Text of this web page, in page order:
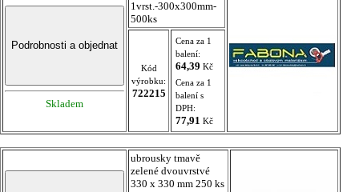
Skladem
1vrst.-300x300mm-
500ks
Kód
výrobku:
722215
Cena za 1
balení:
64,39 Kč
Cena za 1
balení s
DPH:
77,91 Kč
ubrousky tmavě
zelené dvouvrstvé
330 x 330 mm 250 ks